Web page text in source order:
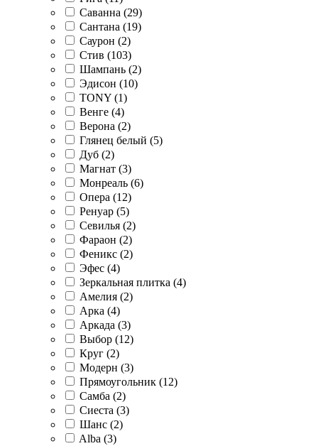
Саванна (29)
Сантана (19)
Саурон (2)
Стив (103)
Шампань (2)
Эдисон (10)
TONY (1)
Венге (4)
Верона (2)
Глянец белый (5)
Дуб (2)
Магнат (3)
Монреаль (6)
Опера (12)
Ренуар (5)
Севилья (2)
Фараон (2)
Феникс (2)
Эфес (4)
Зеркальная плитка (4)
Амелия (2)
Арка (4)
Аркада (3)
Выбор (12)
Круг (2)
Модерн (3)
Прямоугольник (12)
Самба (2)
Сиеста (3)
Шанс (2)
Alba (3)